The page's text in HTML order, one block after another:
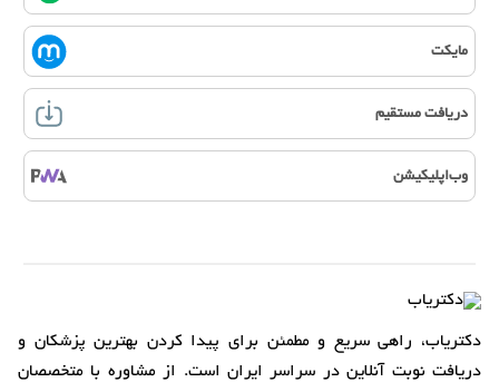
مایکت
دریافت مستقیم
وب‌اپلیکیشن
دکتریاب، راهی سریع و مطمئن برای پیدا کردن بهترین پزشکان و
دریافت نوبت آنلاین در سراسر ایران است. از مشاوره با متخصصان